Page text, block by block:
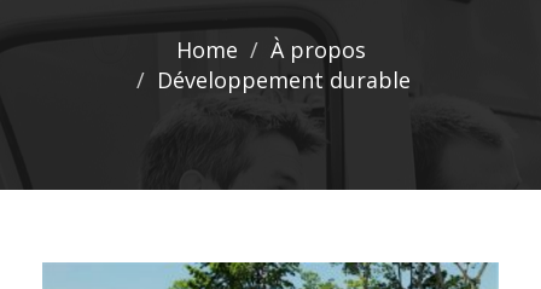
Home
À propos
Développement durable